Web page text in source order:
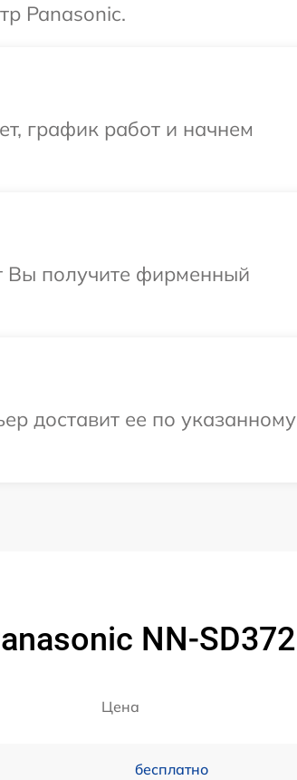
Panasonic.
график работ и начнем
Вы получите фирменный
доставит ее по указанному
NN-SD372
Цена
бесплатно